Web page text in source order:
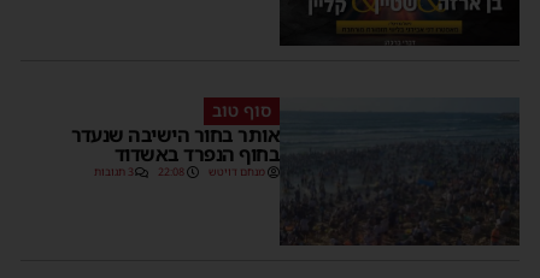
סוף טוב
אותר בחור הישיבה שנעדר
בחוף הנפרד באשדוד
מנחם דויטש 22:08 3 תגובות